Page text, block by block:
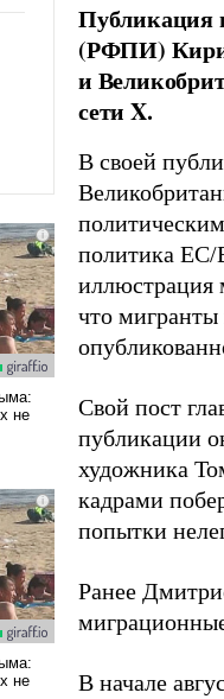
Публикация
(РФПИ)
и
сети X.
В своей
политика ЕС/
иллюстрация
что мигранты
Свой пост
публикации
художника
кадрами
попытки
Ранее
В начале